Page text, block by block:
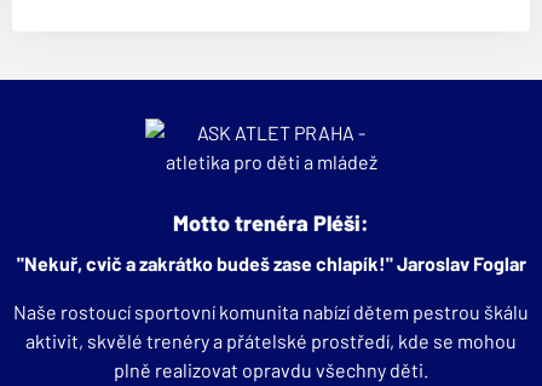
Motto trenéra Pléši:
"Nekuř, cvič a zakrátko budeš zase chlapík!" Jaroslav Foglar
Naše rostoucí sportovní komunita nabízí dětem pestrou škálu
aktivit, skvělé trenéry a přátelské prostředí, kde se mohou
plně realizovat opravdu všechny děti.